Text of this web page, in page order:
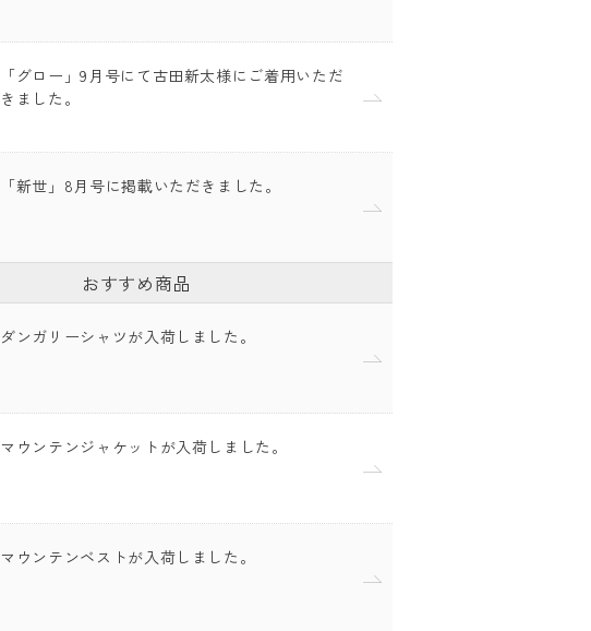
「グロー」9月号にて古田新太様にご着用いただ
きました。
「新世」8月号に掲載いただきました。
おすすめ商品
ダンガリーシャツが入荷しました。
マウンテンジャケットが入荷しました。
マウンテンベストが入荷しました。